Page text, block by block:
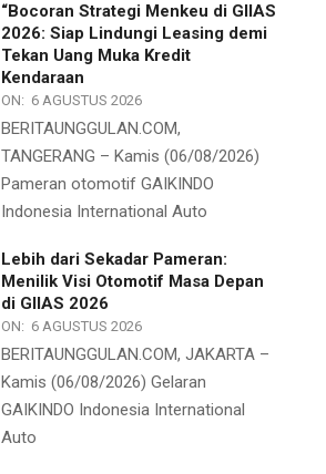
“Bocoran Strategi Menkeu di GIIAS
2026: Siap Lindungi Leasing demi
Tekan Uang Muka Kredit
Kendaraan
ON: 6 AGUSTUS 2026
BERITAUNGGULAN.COM,
TANGERANG – Kamis (06/08/2026)
Pameran otomotif GAIKINDO
Indonesia International Auto
Lebih dari Sekadar Pameran:
Menilik Visi Otomotif Masa Depan
di GIIAS 2026
ON: 6 AGUSTUS 2026
BERITAUNGGULAN.COM, JAKARTA –
Kamis (06/08/2026) Gelaran
GAIKINDO Indonesia International
Auto